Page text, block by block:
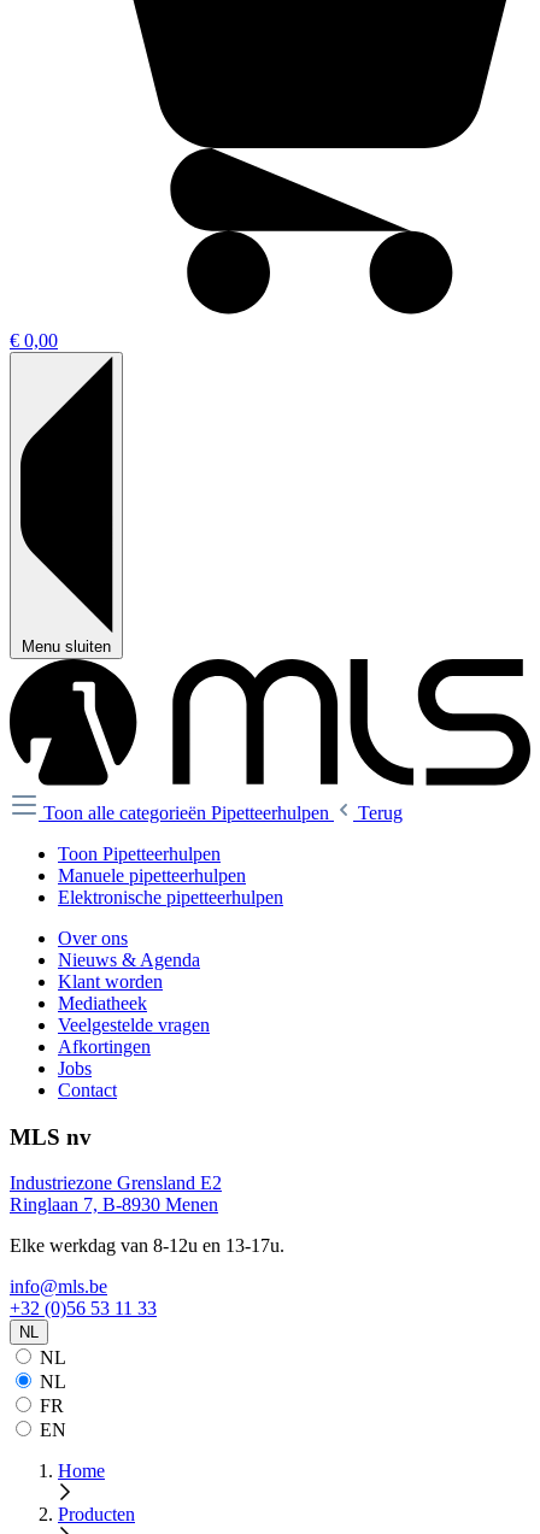
€ 0,00
Menu sluiten
Toon alle categorieën Pipetteerhulpen
Terug
Toon Pipetteerhulpen
Manuele pipetteerhulpen
Elektronische pipetteerhulpen
Over ons
Nieuws & Agenda
Klant worden
Mediatheek
Veelgestelde vragen
Afkortingen
Jobs
Contact
MLS nv
Industriezone Grensland E2
Ringlaan 7, B-8930 Menen
Elke werkdag van 8-12u en 13-17u.
info@mls.be
+32 (0)56 53 11 33
NL
NL
NL
FR
EN
Home
Producten